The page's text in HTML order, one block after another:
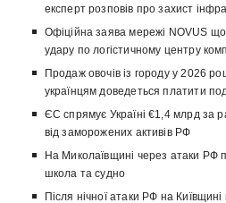
експерт розповів про захист
Офіційна заява мережі NOVUS
удару по логістичному центру
Продаж овочів із городу у 2026
українцям доведеться платити
ЄС спрямує Україні €1,4 млрд за
від заморожених активів РФ
На Миколаївщині через атаки РФ
школа та судно
Після нічної атаки РФ на